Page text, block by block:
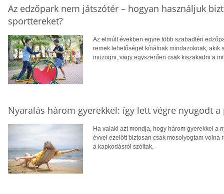
Az edzőpark nem játszótér – hogyan használjuk
sporttereket?
Az elmúlt években egyre több szabadtéri
remek lehetőséget kínálnak mindazoknak,
mozogni, vagy egyszerűen csak kiszakadni a
Nyaralás három gyerekkel: így lett végre nyugodt a
Ha valaki azt mondja, hogy három gyerekkel a
évvel ezelőtt biztosan csak mosolyogtam
a kapkodásról szóltak.